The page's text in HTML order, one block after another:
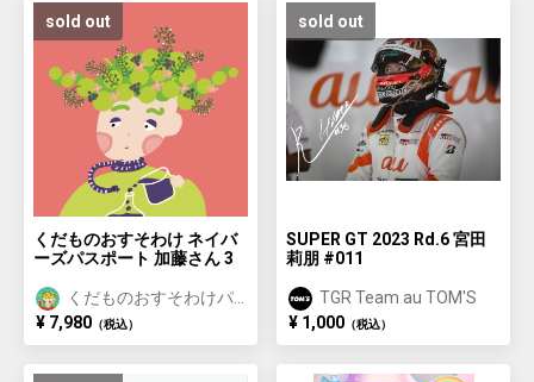
sold out
くだものおすそわけ ネイバ
ーズパスポート 加藤さん 3
くだものおすそわけパ
スポート
¥ 7,980 （税込）
sold out
SUPER GT 2023 Rd.6 宮田
莉朋 #011
TGR Team au TOM'S
¥ 1,000 （税込）